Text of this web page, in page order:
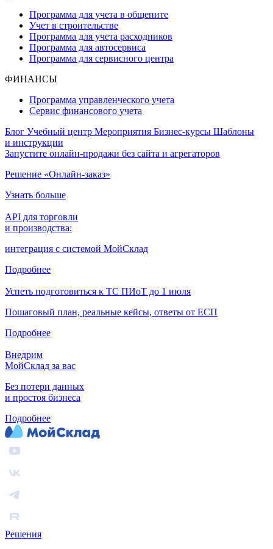
Программа для учета в общепите
Учет в строительстве
Программа для учета расходников
Программа для автосервиса
Программа для сервисного центра
ФИНАНСЫ
Программа управленческого учета
Сервис финансового учета
Блог Учебный центр Мероприятия Бизнес-курсы Шаблоны
и инструкции
Запустите онлайн-продажи без сайта и агрегаторов
Решение «Онлайн-заказ»
Узнать больше
API для торговли
и производства:
интеграция с системой МойСклад
Подробнее
Успеть подготовиться к ТС ПИоТ до 1 июля
Пошаговый план, реальные кейсы, ответы от ЕСП
Подробнее
Внедрим
МойСклад за вас
Без потери данных
и простоя бизнеса
Подробнее
Решения